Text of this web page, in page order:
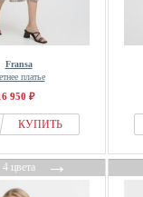
Fransa
платье
950 ₽
КУПИТЬ
4 цвета→